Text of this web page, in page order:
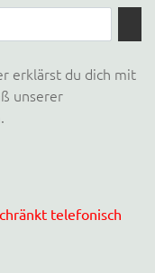
erklärst du dich mit
unserer
telefonisch